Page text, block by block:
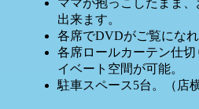
出来ます。
各席でDVDがご覧にな
各席ロールカーテン仕
イベート空間が可能。
駐車スペース5台。（店